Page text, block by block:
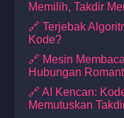
Memilih, Takdir
🔗 Terjebak
Kode?
🔗 Mesin
Hubungan
🔗 AI Kencan:
Memutuskan